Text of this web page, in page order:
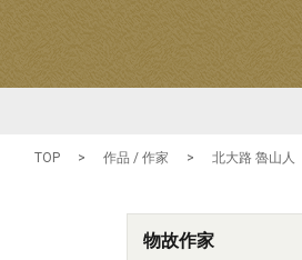
TOP > 作品 / 作家 > 北大路 魯山人
物故作家